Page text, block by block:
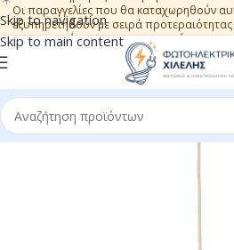
Skip to navigation
Skip to main content
Οι παραγγελίες που θα καταχωρηθούν
εξυπηρετηθούν με σειρά
ευχαριστούμε για την εμπιστοσύνη.